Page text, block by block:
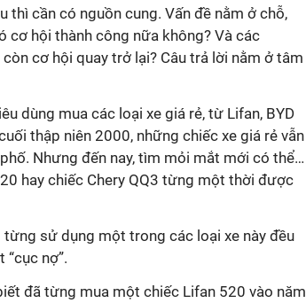
thì cần có nguồn cung. Vấn đề nằm ở chỗ,
cơ hội thành công nữa không? Và các
cơ hội quay trở lại? Câu trả lời nằm ở tâm
dùng mua các loại xe giá rẻ, từ Lifan, BYD
thập niên 2000, những chiếc xe giá rẻ vẫn
Nhưng đến nay, tìm mỏi mắt mới có thể…
hay chiếc Chery QQ3 từng một thời được
sử dụng một trong các loại xe này đều
nợ”.
đã từng mua một chiếc Lifan 520 vào năm